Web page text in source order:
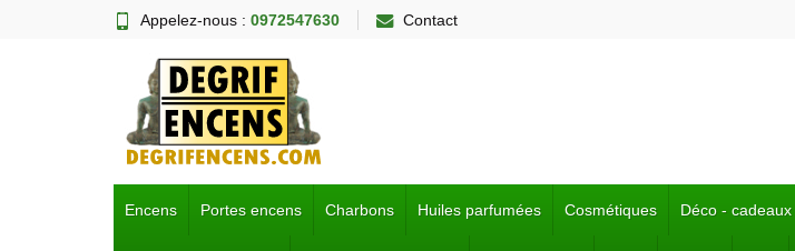
Appelez-nous : 0972547630 Contact
Encens Portes encens Charbons Huiles parfumées Cosmétiques Déco - cadeaux